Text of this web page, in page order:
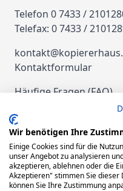
Telefon 0 7433 /
Telefax: 0 7433 /
Kontaktformular
Häufige Fragen (FAQ)
Versand und Zahlung
Ankauf gebrauchte
Kopierer
Wir benötigen Ihre
Einige Cookies sind für die
unser Angebot zu analysieren
akzeptieren, ablehnen oder die
Akzeptieren" stimmen Sie dieser
können Sie Ihre Zustimmung